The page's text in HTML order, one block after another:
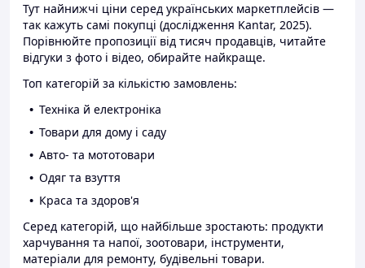
Тут найнижчі ціни серед українських маркетплейсів —
так кажуть самі покупці (дослідження Kantar, 2025).
Порівнюйте пропозиції від тисяч продавців, читайте
відгуки з фото і відео, обирайте найкраще.
Топ категорій за кількістю замовлень:
Техніка й електроніка
Товари для дому і саду
Авто- та мототовари
Одяг та взуття
Краса та здоров'я
Серед категорій, що найбільше зростають: продукти
харчування та напої, зоотовари, інструменти,
матеріали для ремонту, будівельні товари.